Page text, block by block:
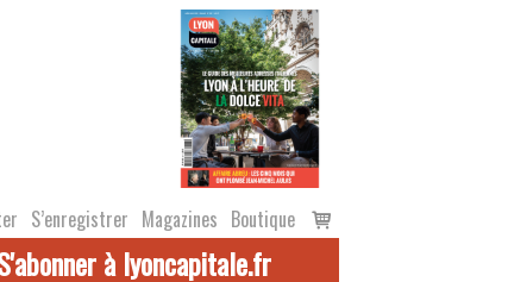
S’enregistrer Magazines Boutique
Voir
le
à lyoncapitale.fr